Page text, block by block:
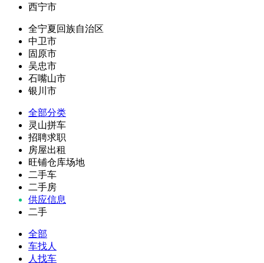
西宁市
全宁夏回族自治区
中卫市
固原市
吴忠市
石嘴山市
银川市
全部分类
灵山拼车
招聘求职
房屋出租
旺铺仓库场地
二手车
二手房
供应信息
二手
全部
车找人
人找车